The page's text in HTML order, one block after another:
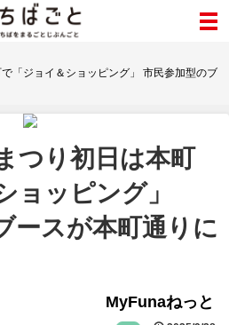
「ジョイ＆ショッピング」 市民参加型のブ
つり初日は本町
ョッピング」
ースが本町通りに
MyFunaねっと